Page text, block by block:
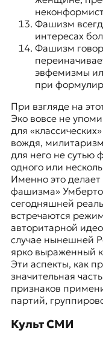
Фашизм
интересах
Фашизм
эвфемизмы
при
При взгляде на
Эко вовсе не
для
вождя,
для него не
одного или
Именно это
фашизма»
сегодняшней
встречаются
авторитарной
случае нынешней
ярко выраженный
Эти аспекты, как
значительная
признаков
партий,
Культ СМИ